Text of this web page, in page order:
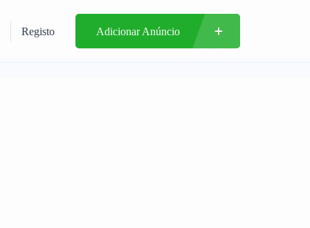
Registo Adicionar Anúncio